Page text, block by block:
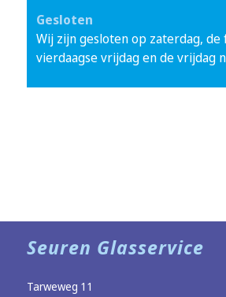
Gesloten
Wij zijn gesloten op zaterdag, de
vierdaagse vrijdag en de vrijdag
Seuren Glasservice
Tarweweg 11